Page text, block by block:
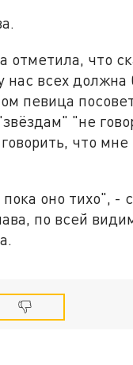
отметила, что
нас всех должна
певица
"не
что
оно тихо", - с
по всей